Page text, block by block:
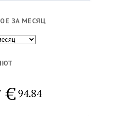
ЗА МЕСЯЦ
€ 94.84